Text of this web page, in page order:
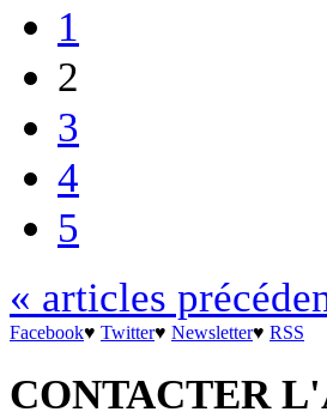
1
2
3
4
5
« articles
Facebook♥ Twitter♥ Newsletter♥ RSS
CONTACTER